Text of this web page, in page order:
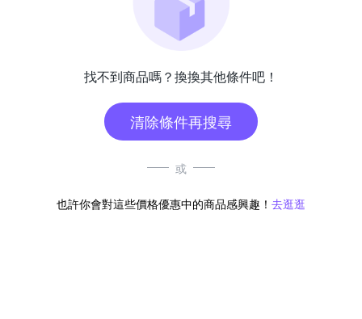
找不到商品嗎？換換其他條件吧！
清除條件再搜尋
或
也許你會對這些價格優惠中的商品感興趣！ 去逛逛